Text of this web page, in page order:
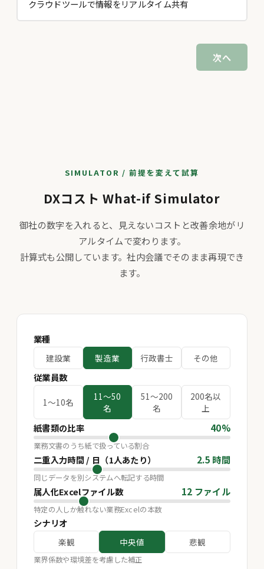
クラウドツールで情報をリアルタイム共有
次へ
SIMULATOR / 前提を変えて試算
DXコスト What-if Simulator
御社の数字を入れると、見えないコストと改善余地がリ
アルタイムで変わります。
計算式も公開しています。社内会議でそのまま再現でき
ます。
業種
建設業 製造業 行政書士 その他
従業員数
1〜10名
11〜50
名
51〜200
名
200名以
上
紙書類の比率 40%
業務文書のうち紙で扱っている割合
二重入力時間 / 日（1人あたり） 2.5 時間
同じデータを別システムへ転記する時間
属人化Excelファイル数 12 ファイル
特定の人しか触れない業務Excelの本数
シナリオ
楽観 中央値 悲観
業界係数や環境差を考慮した補正